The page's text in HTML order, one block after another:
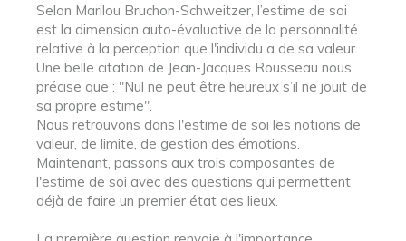
Selon Marilou Bruchon-Schweitzer, l’estime de soi
est la dimension auto-évaluative de la personnalité
relative à la perception que l'individu a de sa valeur.
Une belle citation de Jean-Jacques Rousseau nous
précise que : "Nul ne peut être heureux s’il ne jouit de
sa propre estime".
Nous retrouvons dans l'estime de soi les notions de
valeur, de limite, de gestion des émotions.
Maintenant, passons aux trois composantes de
l'estime de soi avec des questions qui permettent
déjà de faire un premier état des lieux.